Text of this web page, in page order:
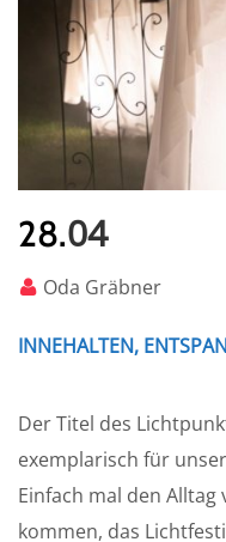
28.04
Oda Gräbner
INNEHALTEN,
Der Titel des
exemplarisch für unser
Einfach mal den
kommen, das